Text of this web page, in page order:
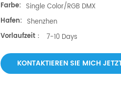
Farbe: Single Color/RGB DMX
Hafen: Shenzhen
Vorlaufzeit：
7-10 Days
KONTAKTIEREN SIE MICH